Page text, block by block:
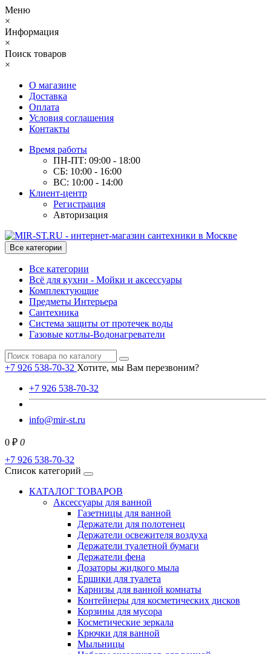
Меню
×
Информация
×
Поиск товаров
×
О магазине
Доставка
Оплата
Условия соглашения
Контакты
Время работы
ПН-ПТ: 09:00 - 18:00
СБ: 10:00 - 16:00
ВС: 10:00 - 14:00
Клиент-центр
Регистрация
Авторизация
Все категории
Все категории
Всё для кухни - Мойки и аксессуары
Комплектующие
Предметы Интерьера
Сантехника
Система защиты от протечек воды
Газовые котлы-Водонагреватели
+7 926 538-70-32 Хотите, мы Вам перезвоним?
+7 926 538-70-32
info@mir-st.ru
0 ₽ 0
+7 926 538-70-32
Список категорий
КАТАЛОГ ТОВАРОВ
Аксессуары для ванной
Газетницы для ванной
Держатели для полотенец
Держатели освежителя воздуха
Держатели туалетной бумаги
Держатели фена
Дозаторы жидкого мыла
Ершики для туалета
Карнизы для ванной комнаты
Контейнеры для косметических дисков
Корзины для мусора
Косметические зеркала
Крючки для ванной
Мыльницы